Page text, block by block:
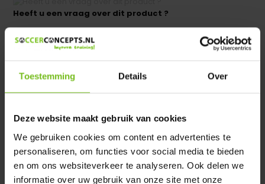
Toestemming Details Over
Deze website maakt gebruik van cookies
We gebruiken cookies om content en advertenties te
personaliseren, om functies voor social media te bieden
en om ons websiteverkeer te analyseren. Ook delen we
informatie over uw gebruik van onze site met onze
Heeft u een vraag over dit product ?
We helpen u graag met meer informatie
Verstuur email
Productomschrijving
Reviews